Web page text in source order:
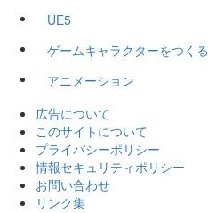
UE5
ゲームキャラクターをつくる
アニメーション
広告について
このサイトについて
プライバシーポリシー
情報セキュリティポリシー
お問い合わせ
リンク集